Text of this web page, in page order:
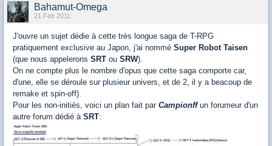
Bahamut-Omega
21 Feb 2011
J'ouvre un sujet dédie à cette très longue saga de T-RPG
pratiquement exclusive au Japon, j'ai nommé Super Robot Taisen
(que nous appelerons SRT ou SRW).
On ne compte plus le nombre d'opus que cette saga comporte car,
d'une, elle se déroule sur plusieur univers, et de 2, il y a beacoup de
remake et spin-off).
Pour les non-initiés, voici un plan fait par Campionffun forumeur d'un
autre forum dédié à SRT: